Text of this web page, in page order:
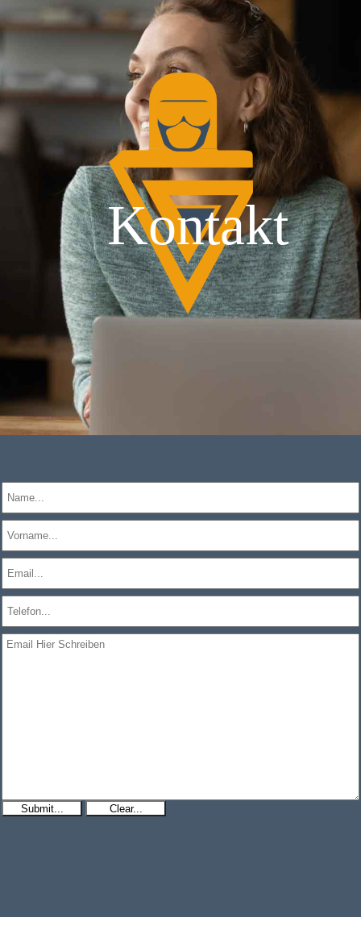
Kontakt
Submit... Clear...